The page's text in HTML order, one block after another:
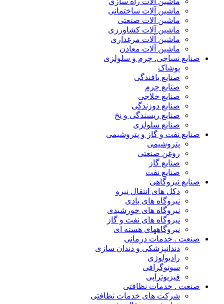
ماشین آلات ساختمانی
ماشین آلات صنعتی
ماشین آلات کشاورزی
ماشین آلات مرغداری
ماشین آلات معادن
صنایع نساجی. چرم و سلولزی
پوشاک
صنایع بافندگی
صنایع چرم
صنایع حلاجی
صنایع دوزندگی
صنایع ریسندگی و نخ
صنایع سلولزی
صنایع نفت و گاز و پتروشیمی
پتروشیمی
روغن صنعتی
صنایع گاز
صنایع نفت
صنایع نیروگاهی
دکل های انتقال نیرو
نیروگاه های بادی
نیروگاه های خورشیدی
نیروگاه های نفت و گاز
نیروگاههای هسته ای
صنعت . خدمات درمانی
دندانپزشکی و دندان سازی
رادیولوژی
سونوگرافی
فیزیوتراپی
صنعت . خدمات نظافتی
شرکت های خدمات نظافتی